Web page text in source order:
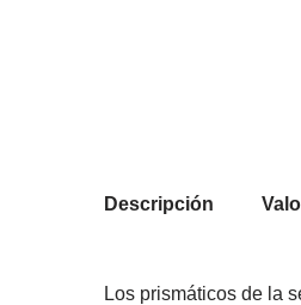
Descripción
Los prismáticos de la